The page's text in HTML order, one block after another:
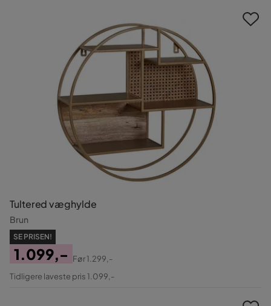
Tultered væghylde
Brun
SE PRISEN!
Pris
1.099,-
Original
Før1.299,-
Tidligere laveste pris 1.099,-